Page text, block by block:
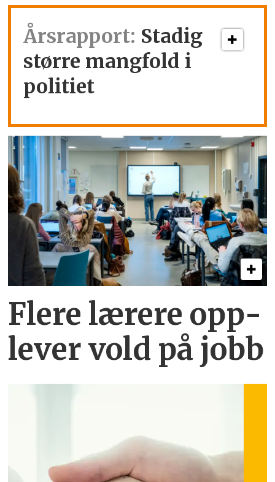
Årsrapport: Stadig
større mangfold i
politiet
Flere lærere opp­
lever vold på jobb